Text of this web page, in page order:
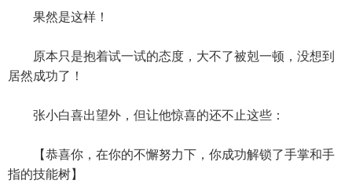
果然是这样！
原本只是抱着试一试的态度，大不了被剋一顿，没想到
居然成功了！
张小白喜出望外，但让他惊喜的还不止这些：
【恭喜你，在你的不懈努力下，你成功解锁了手掌和手
指的技能树】